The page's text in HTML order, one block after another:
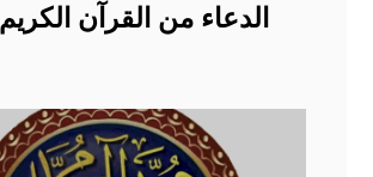
الدعاء من القرآن الكريم